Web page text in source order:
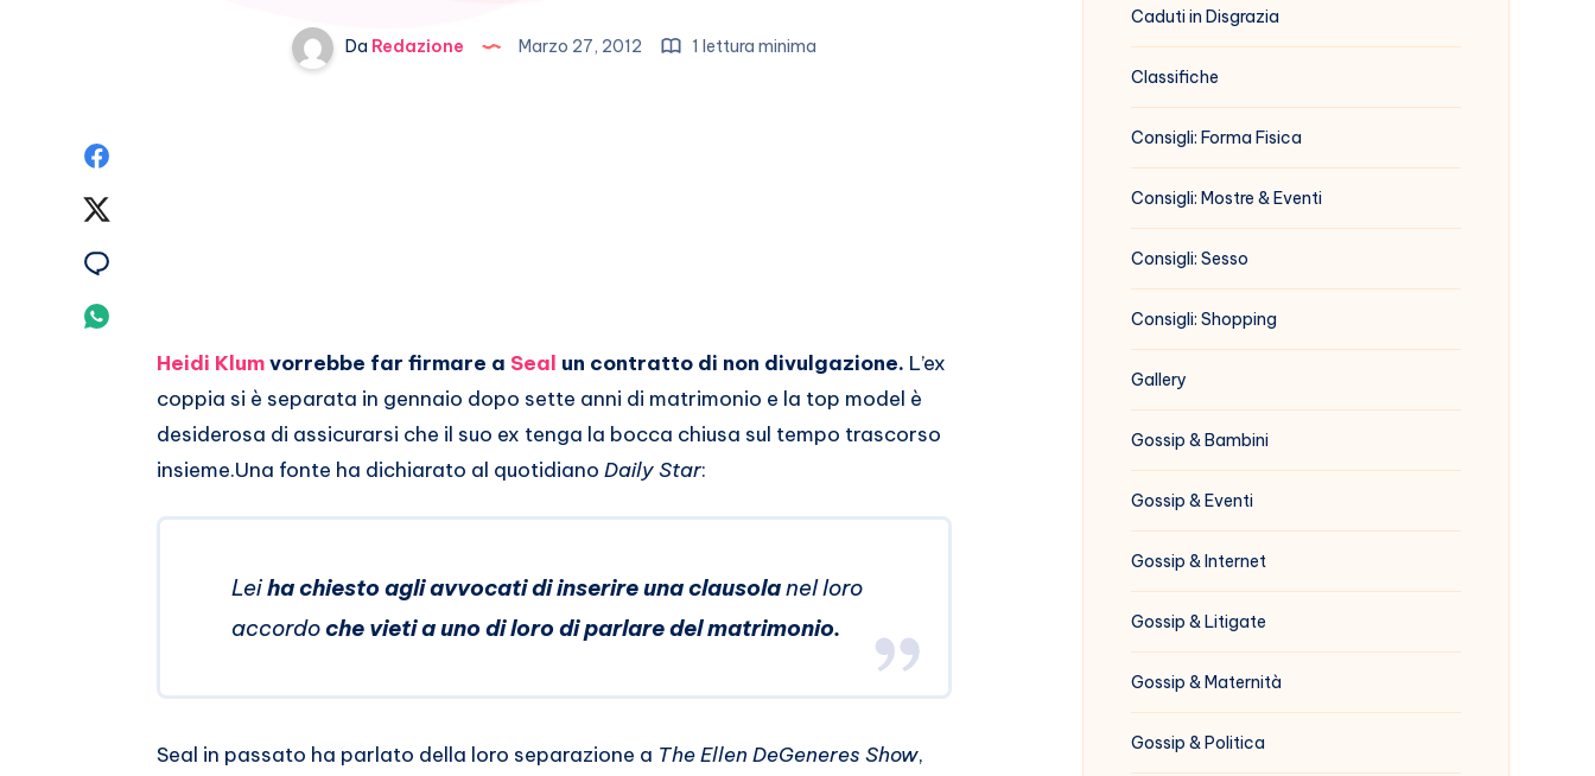
Da Redazione Marzo 27, 2012 1 lettura minima
Email
Whatsapp
Heidi Klumvorrebbe far firmare a Seal un contratto di non divulgazione. L’ex
coppia si è separata in gennaio dopo sette anni di matrimonio e la top model è
desiderosa di assicurarsi che il suo ex tenga la bocca chiusa sul tempo trascorso
insieme.Una fonte ha dichiarato al quotidiano Daily Star:
Leiha chiesto agli avvocati di inserire una clausolanel loro
accordoche vieti a uno di loro di parlare del matrimonio.
Seal in passato ha parlato della loro separazione a The Ellen DeGeneres Show,
Caduti in Disgrazia
Classifiche
Consigli: Forma Fisica
Consigli: Mostre & Eventi
Consigli: Sesso
Consigli: Shopping
Gallery
Gossip & Bambini
Gossip & Eventi
Gossip & Internet
Gossip & Litigate
Gossip & Maternità
Gossip & Politica